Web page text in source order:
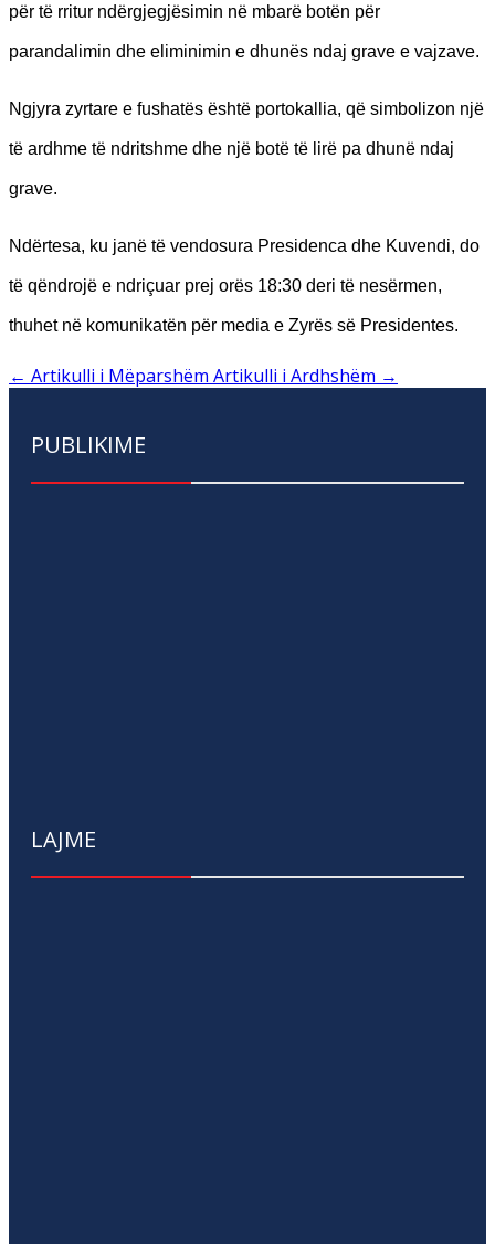
për të rritur ndërgjegjësimin në mbarë botën për
parandalimin dhe eliminimin e dhunës ndaj grave e vajzave.
Ngjyra zyrtare e fushatës është portokallia, që simbolizon një
të ardhme të ndritshme dhe një botë të lirë pa dhunë ndaj
grave.
Ndërtesa, ku janë të vendosura Presidenca dhe Kuvendi, do
të qëndrojë e ndriçuar prej orës 18:30 deri të nesërmen,
thuhet në komunikatën për media e Zyrës së Presidentes.
← Artikulli i Mëparshëm Artikulli i Ardhshëm →
PUBLIKIME
LAJME